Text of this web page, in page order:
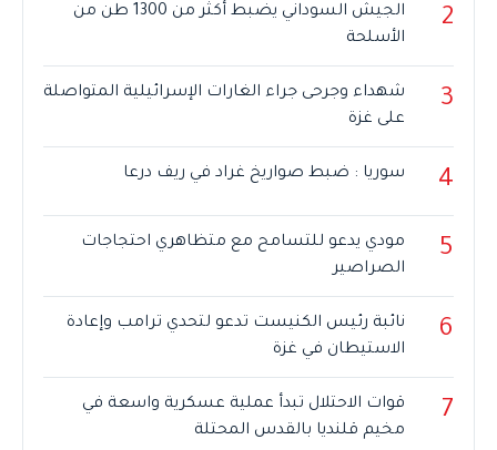
2
الجيش السوداني يضبط أكثر من 1300 طن من
الأسلحة
3
شهداء وجرحى جراء الغارات الإسرائيلية المتواصلة
على غزة
4 سوريا : ضبط صواريخ غراد في ريف درعا
5
مودي يدعو للتسامح مع متظاهري احتجاجات
الصراصير
6
نائبة رئيس الكنيست تدعو لتحدي ترامب وإعادة
الاستيطان في غزة
7
قوات الاحتلال تبدأ عملية عسكرية واسعة في
مخيم قلنديا بالقدس المحتلة